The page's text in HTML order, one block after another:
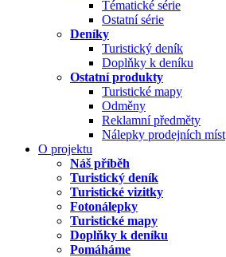
Tématické série
Ostatní série
Deníky
Turistický deník
Doplňky k deníku
Ostatní produkty
Turistické mapy
Odměny
Reklamní předměty
Nálepky prodejních míst
O projektu
Náš příběh
Turistický deník
Turistické vizitky
Fotonálepky
Turistické mapy
Doplňky k deníku
Pomáháme